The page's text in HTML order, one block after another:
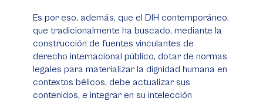
Es por eso, además, que el DIH contemporáneo,
que tradicionalmente ha buscado, mediante la
construcción de fuentes vinculantes de
derecho internacional público, dotar de normas
legales para materializar la dignidad humana en
contextos bélicos, debe actualizar sus
contenidos, e integrar en su intelección